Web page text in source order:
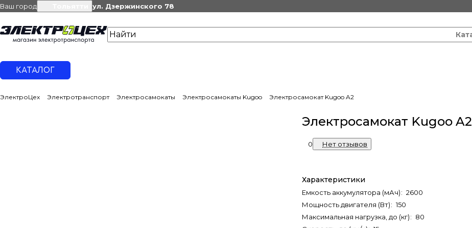
Ваш город ул. Дзержинского 78
КАТАЛОГ
ЭлектроЦех Электротранспорт Электросамокаты Электросамокаты Kugoo Электросамокат Kugoo A2
Электросамокат Kugoo A2
0 Нет отзывов
Характеристики
Емкость аккумулятора (мАч): 2600
Мощность двигателя (Вт): 150
Максимальная нагрузка, до (кг): 80